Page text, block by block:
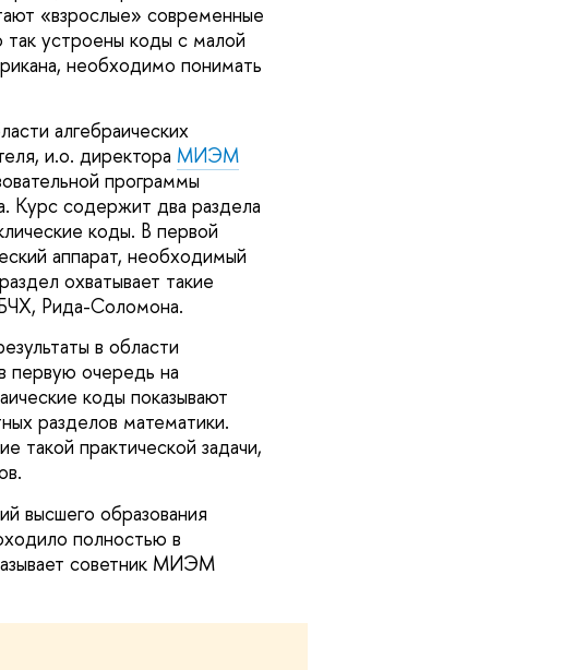
«взрослые» современные
устроены коды с малой
необходимо понимать
алгебраических
и.о. директора МИЭМ
программы
Курс содержит два раздела
коды. В первой
аппарат, необходимый
охватывает такие
Рида-Соломона.
в области
первую очередь на
коды показывают
разделов математики.
такой практической задачи,
высшего образования
полностью в
советник МИЭМ